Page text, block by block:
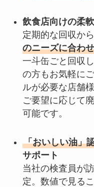
飲食店向けの柔
定期的な回収か
のニーズに合わ
一斗缶ごと回収
の方もお気軽に
ルが必要な店舗
ご要望に応じて
可能です。
「おいしい油」
サポート
当社の検査員が
定。数値で見る